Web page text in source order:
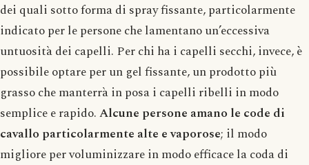
dei quali sotto forma di spray fissante, particolarmente
indicato per le persone che lamentano un’eccessiva
untuosità dei capelli. Per chi ha i capelli secchi, invece, è
possibile optare per un gel fissante, un prodotto più
grasso che manterrà in posa i capelli ribelli in modo
semplice e rapido.Alcune persone amano le code di
cavallo particolarmente alte e vaporose; il modo
migliore per voluminizzare in modo efficace la coda di